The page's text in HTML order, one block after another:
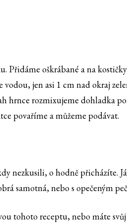
Přidáme oškrábané a na
jen asi 1 cm nad okraj
hrnce rozmixujeme dohladka
povaříme a můžeme podávat.
nezkusili, o hodně přicházíte.
samotná, nebo s opečeným
tohoto receptu, nebo máte